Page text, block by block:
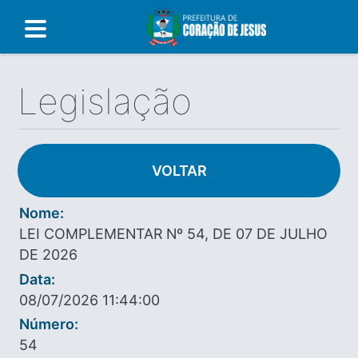
Legislação
VOLTAR
Nome:
LEI COMPLEMENTAR Nº 54, DE 07 DE JULHO
DE 2026
Data:
08/07/2026 11:44:00
Número:
54